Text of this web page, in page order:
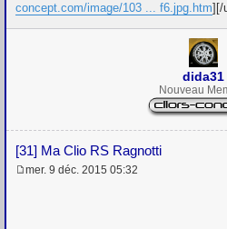
s
a
concept.com/image/103 ... f6.jpg.htm][/
dida31
Nouveau
[31] Ma Clio RS Ragnotti
mer. 9 déc. 2015 05:32